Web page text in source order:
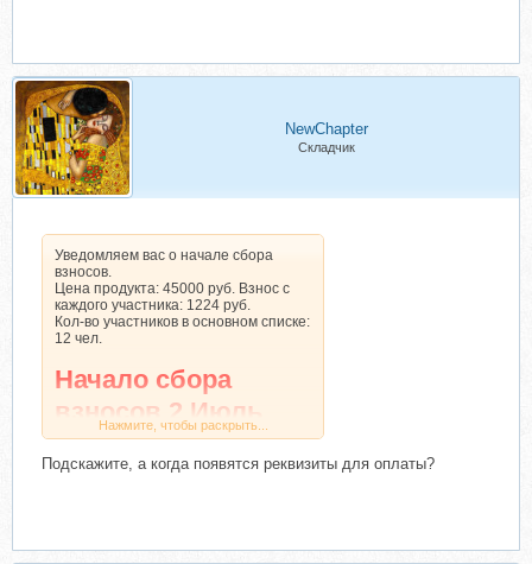
NewChapter
Складчик
Уведомляем вас о начале сбора
взносов.
Цена продукта: 45000 руб. Взнос с
каждого участника: 1224 руб.
Кол-во участников в основном списке:
12 чел.
Начало сбора
взносов 2 Июль
2026 года
Нажмите, чтобы раскрыть...
Подскажите, а когда появятся реквизиты для оплаты?